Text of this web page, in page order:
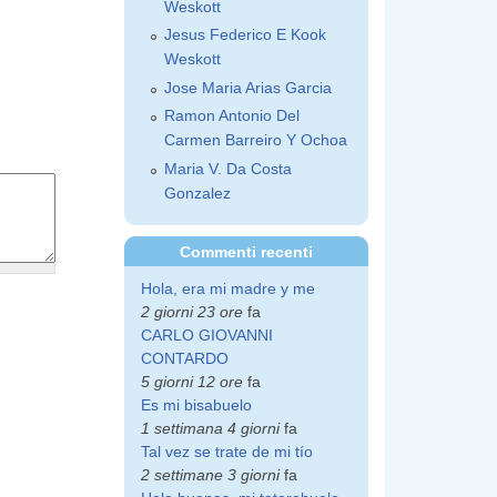
Weskott
Jesus Federico E Kook
Weskott
Jose Maria Arias Garcia
Ramon Antonio Del
Carmen Barreiro Y Ochoa
Maria V. Da Costa
Gonzalez
Commenti recenti
Hola, era mi madre y me
2 giorni 23 ore fa
CARLO GIOVANNI
CONTARDO
5 giorni 12 ore fa
Es mi bisabuelo
1 settimana 4 giornifa
Tal vez se trate de mi tío
2 settimane 3 giornifa